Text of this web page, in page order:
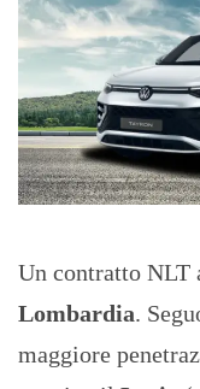
Un contratto NLT
Lombardia.
maggiore